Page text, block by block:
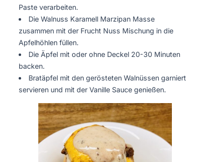
Paste verarbeiten.
Die Walnuss Karamell Marzipan Masse
zusammen mit der Frucht Nuss Mischung in die
Apfelhöhlen füllen.
Die Äpfel mit oder ohne Deckel 20-30 Minuten
backen.
Bratäpfel mit den gerösteten Walnüssen garniert
servieren und mit der Vanille Sauce genießen.